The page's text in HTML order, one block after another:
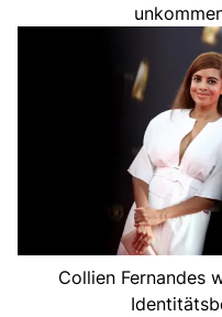
Collien Fernandes